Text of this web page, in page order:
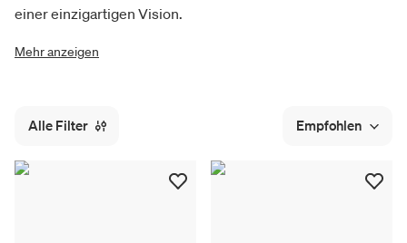
einer einzigartigen Vision.
Mehr anzeigen
Alle Filter Empfohlen